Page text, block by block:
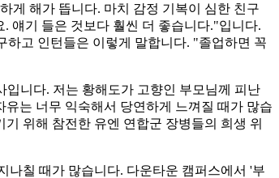
게 해가 뜹니다. 마치 감정 기복이 심한 친구
얘기 들은 것보다 훨씬 더 좋습니다."입니다.
하고 인턴들은 이렇게 말합니다. "졸업하면 꼭
입니다. 저는 황해도가 고향인 부모님께 피난
는 너무 익숙해서 당연하게 느껴질 때가 많습
위해 참전한 유엔 연합군 장병들의 희생 위
나칠 때가 많습니다. 다운타운 캠퍼스에서 '부